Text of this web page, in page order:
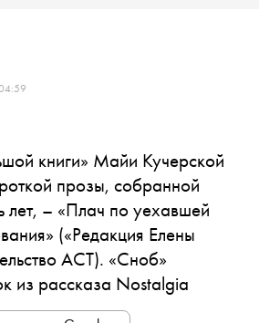
книги» Майи Кучерской
прозы, собранной
лет, – «Плач по уехавшей
(«Редакция Елены
АСТ). «Сноб»
из рассказа Nostalgia